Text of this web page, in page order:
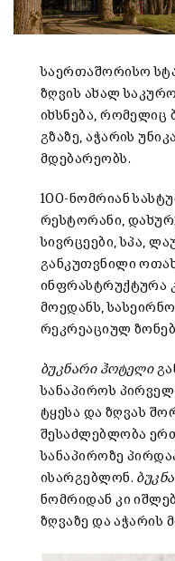
საერთაშორისო
ზღვის ახალ
იხსნება, რომელიც
გზაზე, აჭარის
მდებარეობს.
100-ნომრიან
რესტორანი,
სივრცეები, სპა,
განკუთვნილი
ინფრასტრუქტურა
მოედანს,
რეკრეაციულ
ბუკნარი ჰოტელი
სანაპიროს
ტყესა და ზღვას
შესაძლებლობა
სანაპიროზე
ისარგებლონ.
ნომრიდან კი
ზღვაზე და აჭარის